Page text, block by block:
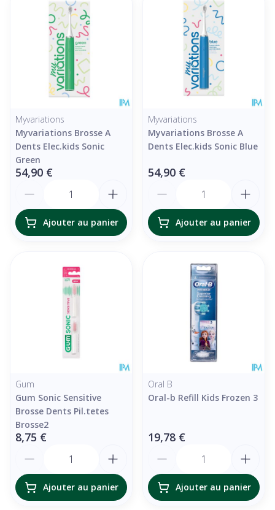
Myvariations
Myvariations Brosse A
Dents Elec.kids Sonic
Green
54,90 €
Ajouter au panier
Myvariations
Myvariations Brosse A
Dents Elec.kids Sonic Blue
54,90 €
Ajouter au panier
Gum
Gum Sonic Sensitive
Brosse Dents Pil.tetes
Brosse2
8,75 €
Ajouter au panier
Oral B
Oral-b Refill Kids Frozen 3
19,78 €
Ajouter au panier